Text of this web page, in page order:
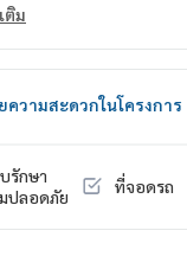
าลนครธน
ยนรสิงห์
ายนรสิงห์
ติม
ความสะดวกในโครงการ
รักษา
ปลอดภัย
ที่จอดรถ